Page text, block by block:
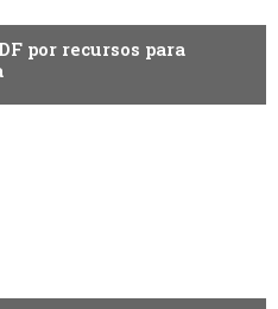
por recursos para